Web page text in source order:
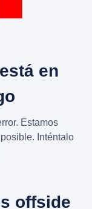
en
Estamos
Inténtalo
offside